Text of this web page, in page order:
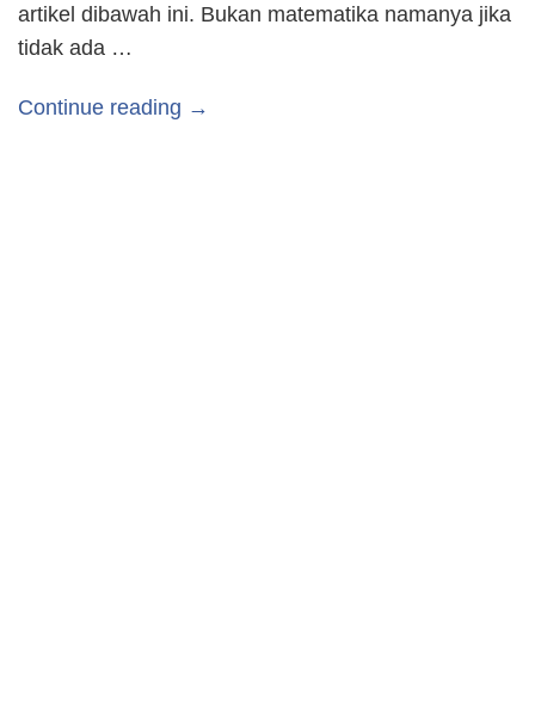
artikel dibawah ini. Bukan matematika namanya jika
tidak ada …
Continue reading →